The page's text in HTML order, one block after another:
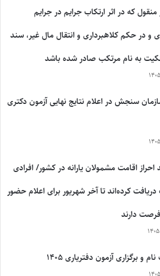
منقول که در اثر ارتکاب جرایم در جرایم
و در حکم کلاهبرداری و انتقال مال غیر، سند
به نام مرتکب صادر شده باشد
سنجش در اعلام نتایج نهایی آزمون دکتری
احراز اقامت مشمولان یارانه در کشور/ افرادی
کرده‌اند تا آخر شهریور برای اعلام حضور
دارند
و برگزاری آزمون دفتریاری ۱۴۰۵